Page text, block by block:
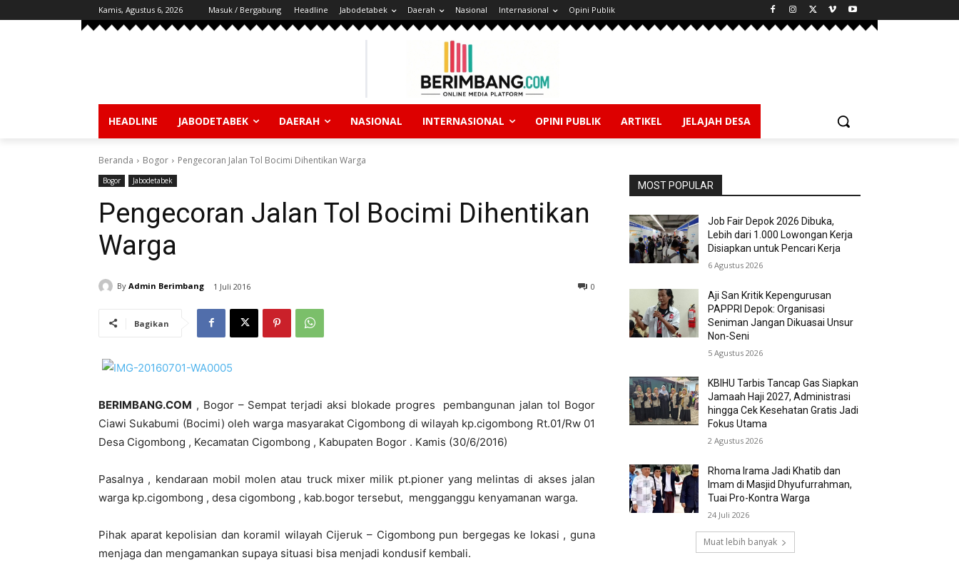
Kamis, Agustus 6, 2026 Masuk / Bergabung Headline Jabodetabek Daerah Nasional Internasional Opini Publik
HEADLINE JABODETABEK DAERAH NASIONAL INTERNASIONAL OPINI PUBLIK ARTIKEL JELAJAH DESA
Beranda Bogor Pengecoran Jalan Tol Bocimi Dihentikan Warga
Bogor Jabodetabek
Pengecoran Jalan Tol Bocimi Dihentikan
Warga
By Admin Berimbang 1 Juli 2016 0
Bagikan
BERIMBANG.COM , Bogor – Sempat terjadi aksi blokade progres pembangunan jalan tol Bogor
Ciawi Sukabumi (Bocimi) oleh warga masyarakat Cigombong di wilayah kp.cigombong Rt.01/Rw 01
Desa Cigombong , Kecamatan Cigombong , Kabupaten Bogor . Kamis (30/6/2016)
Pasalnya , kendaraan mobil molen atau truck mixer milik pt.pioner yang melintas di akses jalan
warga kp.cigombong , desa cigombong , kab.bogor tersebut, mengganggu kenyamanan warga.
Pihak aparat kepolisian dan koramil wilayah Cijeruk – Cigombong pun bergegas ke lokasi , guna
menjaga dan mengamankan supaya situasi bisa menjadi kondusif kembali.
MOST POPULAR
Job Fair Depok 2026 Dibuka,
Lebih dari 1.000 Lowongan Kerja
Disiapkan untuk Pencari Kerja
6 Agustus 2026
Aji San Kritik Kepengurusan
PAPPRI Depok: Organisasi
Seniman Jangan Dikuasai Unsur
Non-Seni
5 Agustus 2026
KBIHU Tarbis Tancap Gas Siapkan
Jamaah Haji 2027, Administrasi
hingga Cek Kesehatan Gratis Jadi
Fokus Utama
2 Agustus 2026
Rhoma Irama Jadi Khatib dan
Imam di Masjid Dhyufurrahman,
Tuai Pro-Kontra Warga
24 Juli 2026
Muat lebih banyak